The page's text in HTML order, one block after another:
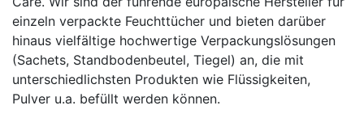
einzeln verpackte Feuchttücher und bieten darüber
hinaus vielfältige hochwertige Verpackungslösungen
(Sachets, Standbodenbeutel, Tiegel) an, die mit
unterschiedlichsten Produkten wie Flüssigkeiten,
Pulver u.a. befüllt werden können.